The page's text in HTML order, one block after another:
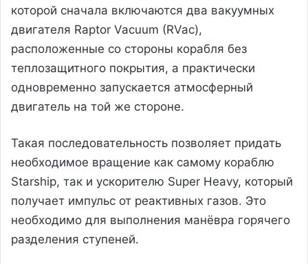
которой сначала включаются два вакуумных
двигателя Raptor Vacuum (RVac),
расположенные со стороны корабля без
теплозащитного покрытия, а практически
одновременно запускается атмосферный
двигатель на той же стороне.
Такая последовательность позволяет придать
необходимое вращение как самому кораблю
Starship, так и ускорителю Super Heavy, который
получает импульс от реактивных газов. Это
необходимо для выполнения манёвра горячего
разделения ступеней.